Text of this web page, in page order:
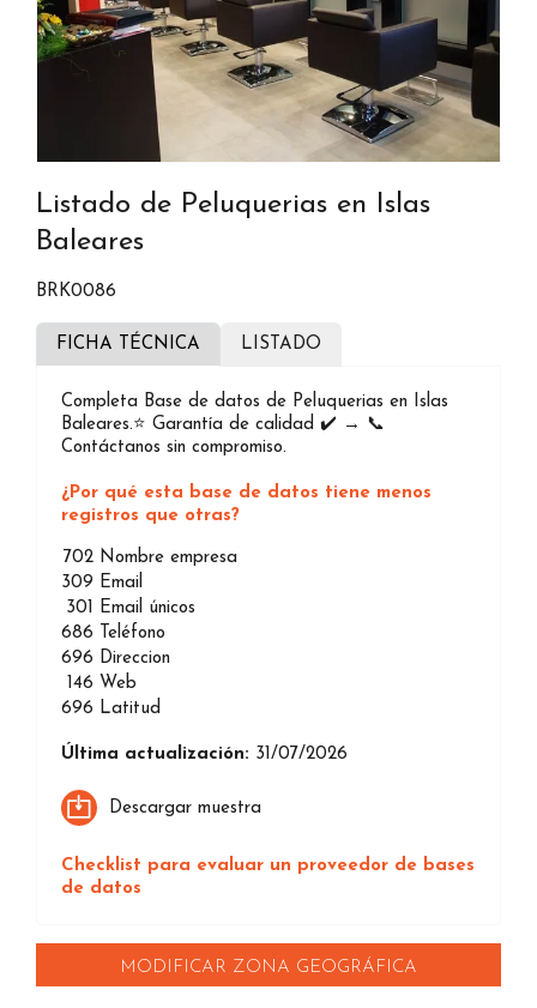
Listado de Peluquerias en Islas
Baleares
BRK0086
FICHA TÉCNICA LISTADO
Completa Base de datos de Peluquerias en Islas
Baleares.⭐️ Garantía de calidad ✔️ → 📞
Contáctanos sin compromiso.
¿Por qué esta base de datos tiene menos
registros que otras?
702 Nombre empresa
309 Email
301
Email únicos
686
Teléfono
696 Direccion
146 Web
696 Latitud
Última actualización: 31/07/2026
Descargar muestra
Checklist para evaluar un proveedor de bases
de datos
MODIFICAR ZONA GEOGRÁFICA